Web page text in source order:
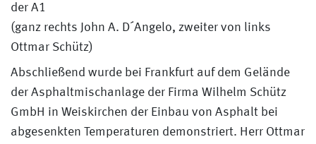
der A1
(ganz rechts John A. D´Angelo, zweiter von links
Ottmar Schütz)
Abschließend wurde bei Frankfurt auf dem Gelände
der Asphaltmischanlage der Firma Wilhelm Schütz
GmbH in Weiskirchen der Einbau von Asphalt bei
abgesenkten Temperaturen demonstriert. Herr Ottmar